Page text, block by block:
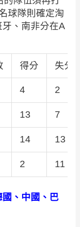
球隊則確定淘
、南非分在A
得分 失分
4 2
13 7
14 13
2 11
、 中國 、 巴